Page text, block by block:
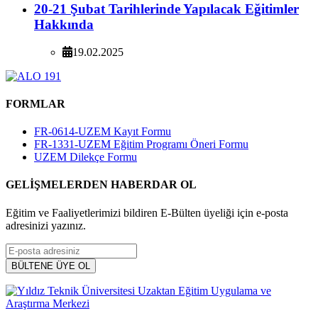
20-21 Şubat Tarihlerinde Yapılacak Eğitimler
Hakkında
19.02.2025
FORMLAR
FR-0614-UZEM Kayıt Formu
FR-1331-UZEM Eğitim Programı Öneri Formu
UZEM Dilekçe Formu
GELİŞMELERDEN HABERDAR OL
Eğitim ve Faaliyetlerimizi bildiren E-Bülten üyeliği için e-posta
adresinizi yazınız.